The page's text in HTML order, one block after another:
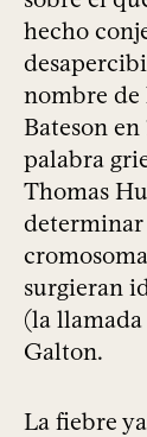
hecho
nombre
Bateson
palabra
Thomas
determinar
surgieran
(la llamada
Galton.
La fiebre